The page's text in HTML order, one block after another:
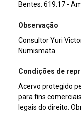
Bentes: 619.17 -
Observação
Consultor Yuri
Numismata
Condições de
Acervo protegido
para fins
legais do direito.